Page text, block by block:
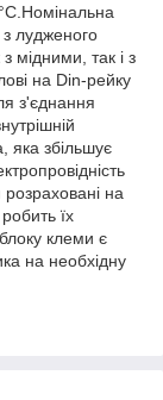
лудженого
мідними, так і з
на Din-рейку
з'єднання
яка збільшує
на
їх
клеми є
на необхідну